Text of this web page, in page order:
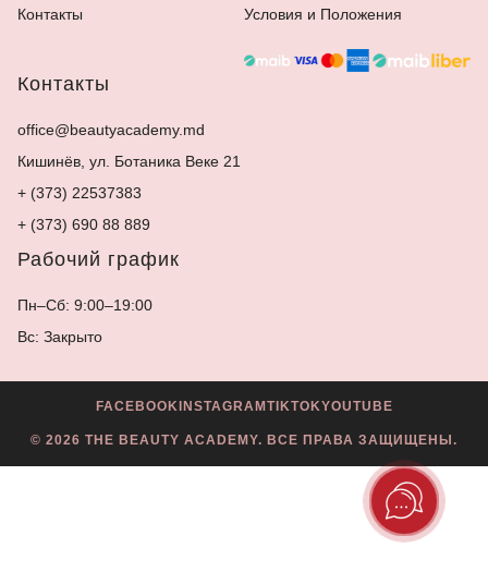
Контакты
Условия и Положения
Контакты
office@beautyacademy.md
Кишинёв, ул. Ботаника Веке 21
+ (373) 22537383
+ (373) 690 88 889
Рабочий график
Пн–Сб: 9:00–19:00
Вс: Закрыто
© 2026 THE BEAUTY ACADEMY. ВСЕ ПРАВА ЗАЩИЩЕНЫ.
FACEBOOKINSTAGRAMTIKTOKYOUTUBE